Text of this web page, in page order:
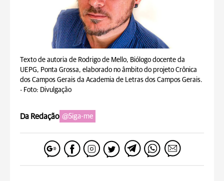
Texto de autoria de Rodrigo de Mello, Biólogo docente da
UEPG, Ponta Grossa, elaborado no âmbito do projeto Crônica
dos Campos Gerais da Academia de Letras dos Campos Gerais.
- Foto: Divulgação
Da Redação @Siga-me